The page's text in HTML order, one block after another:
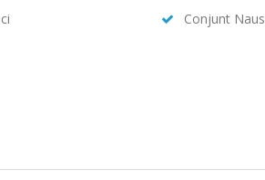
Conjunt Naus